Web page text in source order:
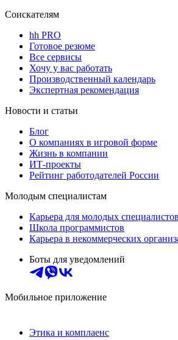
Соискателям
hh PRO
Готовое резюме
Все сервисы
Хочу у вас работать
Производственный календарь
Экспертная рекомендация
Новости и статьи
Блог
О компаниях в игровой форме
Жизнь в компании
ИТ-проекты
Рейтинг работодателей России
Молодым специалистам
Карьера для молодых специалистов
Школа программистов
Карьера в некоммерческих
Боты для уведомлений
Мобильное приложение
Этика и комплаенс